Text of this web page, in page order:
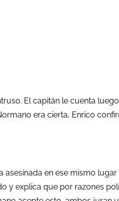
El capitán le cuenta
era cierta, Enrico
en ese mismo
explica que por razones